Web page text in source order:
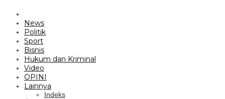
News
Politik
Sport
Bisnis
Hukum dan Kriminal
Video
OPINI
Lainnya
Indeks